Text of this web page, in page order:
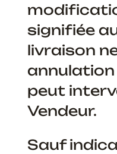
signifiée
livraison
annulation
peut
Vendeur.
Sauf